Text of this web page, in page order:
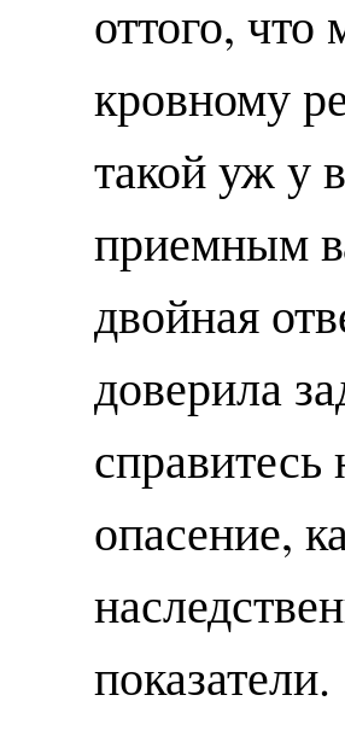
оттого,
кровному
такой уж у
приемным
двойная
доверила
опасение,
показатели.